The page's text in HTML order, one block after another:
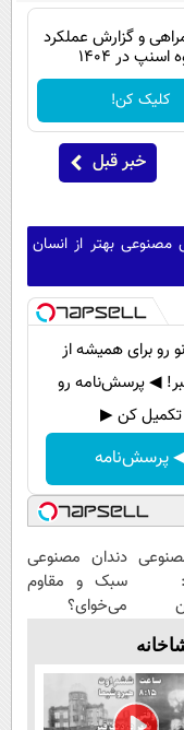
و گزارش عملکرد
اسنپ در ۱۴۰۴
کلیک کن!
خبر قبل
بهتر از انسان
رو برای همیشه از
◀ پرسش‌نامه رو
تکمیل کن ▶
پرسش‌نامه
|
قسطی
دندان مصنوعی
سبک و مقاوم
می‌خوای؟
داریم!😍 | 📍
تهران